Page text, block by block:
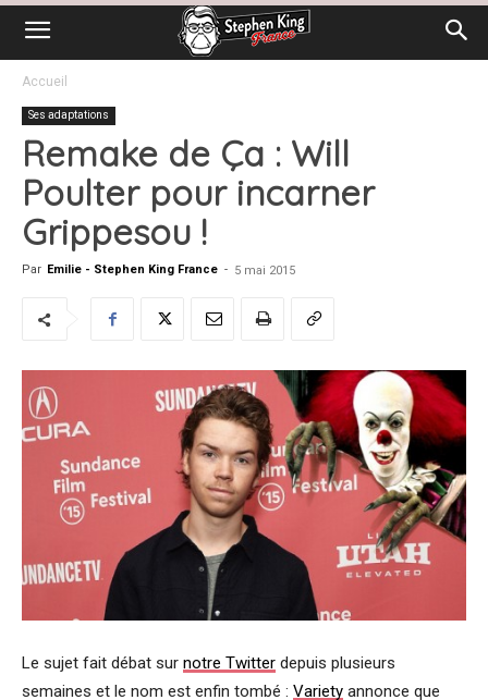
Accueil
Ses adaptations
Remake de Ça : Will
Poulter pour incarner
Grippesou !
Par Emilie - Stephen King France - 5 mai 2015
Le sujet fait débat sur notre Twitter depuis plusieurs
semaines et le nom est enfin tombé : Variety annonce que